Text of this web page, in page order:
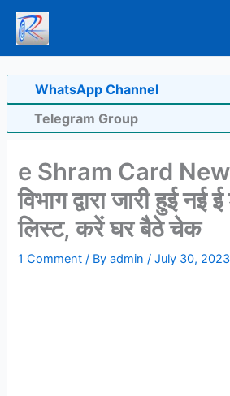
Skip
content
WhatsApp Channel
Telegram Group
e Shram Card
विभाग द्वारा जारी हुई नई
लिस्ट, करें घर बैठे चेक
1 Comment / Byadmin/July 30, 2023